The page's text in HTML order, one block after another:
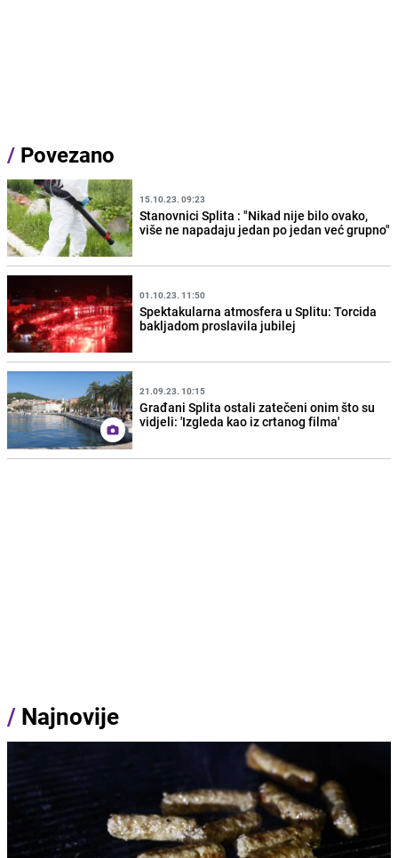
/ Povezano
15.10.23. 09:23
Stanovnici Splita : "Nikad nije bilo ovako,
više ne napadaju jedan po jedan već grupno"
01.10.23. 11:50
Spektakularna atmosfera u Splitu: Torcida
bakljadom proslavila jubilej
21.09.23. 10:15
Građani Splita ostali zatečeni onim što su
vidjeli: 'Izgleda kao iz crtanog filma'
/ Najnovije